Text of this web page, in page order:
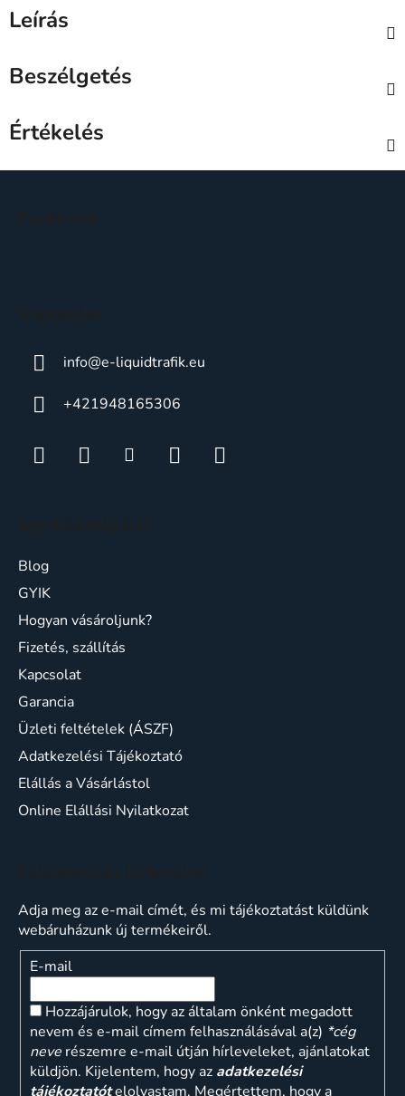
Leírás
Beszélgetés
Értékelés
info@e-liquidtrafik.eu
+421948165306
Blog
GYIK
Hogyan vásároljunk?
Fizetés, szállítás
Kapcsolat
Garancia
Üzleti feltételek (ÁSZF)
Adatkezelési Tájékoztató
Elállás a Vásárlástol
Online Elállási Nyilatkozat
Adja meg az e-mail címét, és mi tájékoztatást küldünk
webáruházunk új termékeiről.
E-mail
Hozzájárulok, hogy az általam önként megadott
nevem és e-mail címem felhasználásával a(z) *cég
neve részemre e-mail útján hírleveleket, ajánlatokat
küldjön. Kijelentem, hogy az adatkezelési
tájékoztatótelolvastam. Megértettem, hogy a